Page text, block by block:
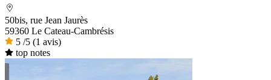
50bis, rue Jean Jaurès
59360 Le Cateau-Cambrésis
5 /5 (1 avis)
top notes